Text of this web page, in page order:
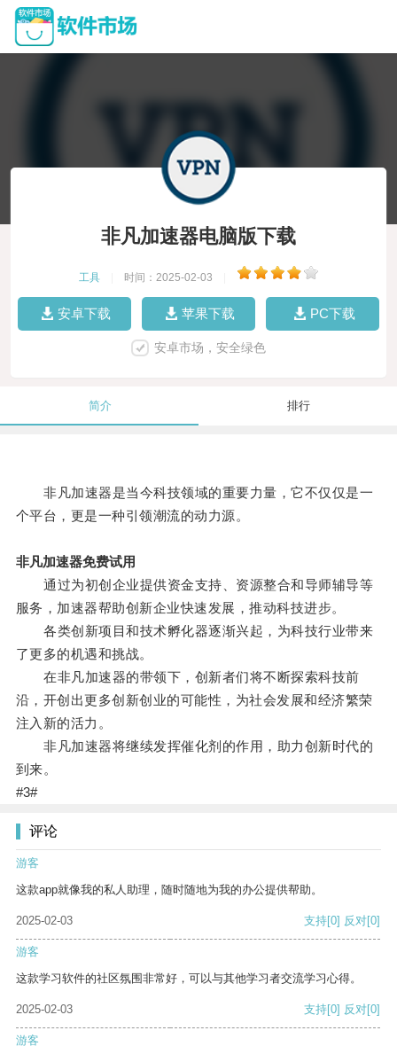
非凡加速器电脑版下载
工具 时间：2025-02-03
安卓下载 苹果下载 PC下载
安卓市场，安全绿色
简介 排行
非凡加速器是当今科技领域的重要力量，它不仅仅是一
个平台，更是一种引领潮流的动力源。
非凡加速器免费试用
通过为初创企业提供资金支持、资源整合和导师辅导等
服务，加速器帮助创新企业快速发展，推动科技进步。
各类创新项目和技术孵化器逐渐兴起，为科技行业带来
了更多的机遇和挑战。
在非凡加速器的带领下，创新者们将不断探索科技前
沿，开创出更多创新创业的可能性，为社会发展和经济繁荣
注入新的活力。
非凡加速器将继续发挥催化剂的作用，助力创新时代的
到来。
#3#
评论
游客
这款app就像我的私人助理，随时随地为我的办公提供帮助。
2025-02-03 支持[0] 反对[0]
游客
这款学习软件的社区氛围非常好，可以与其他学习者交流学习心得。
2025-02-03 支持[0] 反对[0]
游客